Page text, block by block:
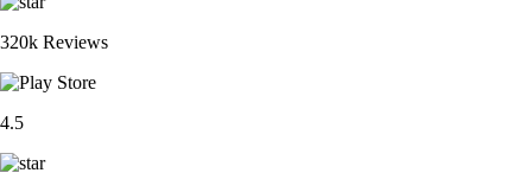
320k Reviews
4.5